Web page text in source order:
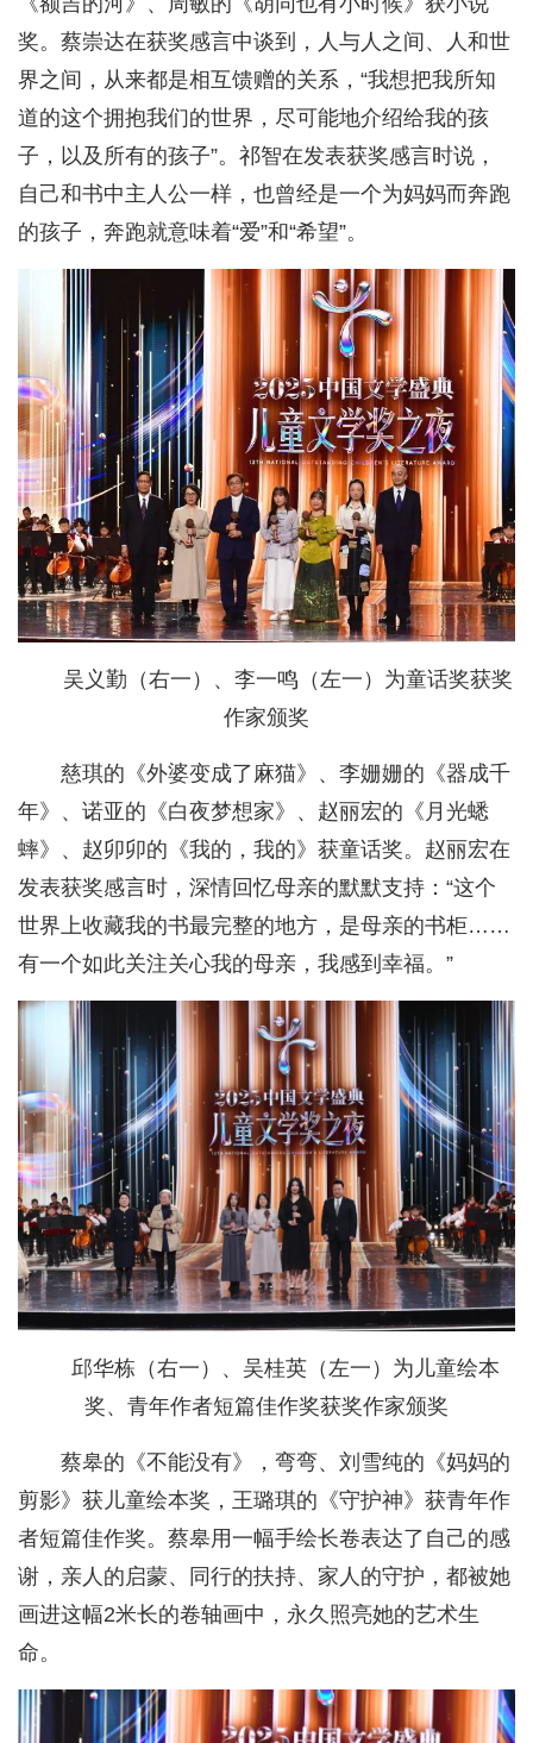
奖。蔡崇达在获奖感言中谈到，人与人之间、人和世
界之间，从来都是相互馈赠的关系，“我想把我所知
道的这个拥抱我们的世界，尽可能地介绍给我的孩
子，以及所有的孩子”。祁智在发表获奖感言时说，
自己和书中主人公一样，也曾经是一个为妈妈而奔跑
的孩子，奔跑就意味着“爱”和“希望”。
吴义勤（右一）、李一鸣（左一）为童话奖获奖
作家颁奖
慈琪的《外婆变成了麻猫》、李姗姗的《器成千
年》、诺亚的《白夜梦想家》、赵丽宏的《月光蟋
蟀》、赵卯卯的《我的，我的》获童话奖。赵丽宏在
发表获奖感言时，深情回忆母亲的默默支持：“这个
世界上收藏我的书最完整的地方，是母亲的书柜……
有一个如此关注关心我的母亲，我感到幸福。”
邱华栋（右一）、吴桂英（左一）为儿童绘本
奖、青年作者短篇佳作奖获奖作家颁奖
蔡皋的《不能没有》，弯弯、刘雪纯的《妈妈的
剪影》获儿童绘本奖，王璐琪的《守护神》获青年作
者短篇佳作奖。蔡皋用一幅手绘长卷表达了自己的感
谢，亲人的启蒙、同行的扶持、家人的守护，都被她
画进这幅2米长的卷轴画中，永久照亮她的艺术生
命。